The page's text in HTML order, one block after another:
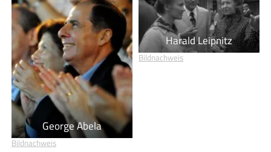
George Abela
Bildnachweis
Harald Leipnitz
Bildnachweis